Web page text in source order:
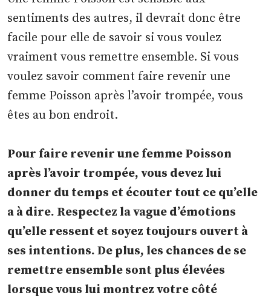
sentiments des autres, il devrait donc être
facile pour elle de savoir si vous voulez
vraiment vous remettre ensemble. Si vous
voulez savoir comment faire revenir une
femme Poisson après l’avoir trompée, vous
êtes au bon endroit.
Pour faire revenir une femme Poisson
après l’avoir trompée, vous devez lui
donner du temps et écouter tout ce qu’elle
a à dire. Respectez la vague d’émotions
qu’elle ressent et soyez toujours ouvert à
ses intentions. De plus, les chances de se
remettre ensemble sont plus élevées
lorsque vous lui montrez votre côté